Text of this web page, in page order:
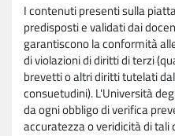
I contenuti presenti sulla
predisposti e validati dai
garantiscono la conformità
di violazioni di diritti di terzi
brevetti o altri diritti tutelati
consuetudini). L'Università
da ogni obbligo di verifica
accuratezza o veridicità di tali